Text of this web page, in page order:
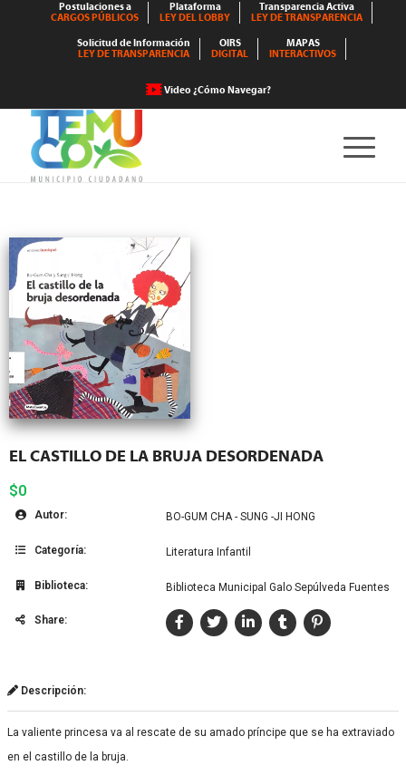
Postulaciones a
CARGOS PÚBLICOS
Plataforma
LEY DEL LOBBY
Transparencia Activa
LEY DE TRANSPARENCIA
Solicitud de Información
LEY DE TRANSPARENCIA
OIRS
DIGITAL
MAPAS
INTERACTIVOS
Video ¿Cómo Navegar?
EL CASTILLO DE LA BRUJA DESORDENADA
$0
Autor: BO-GUM CHA - SUNG -JI HONG
Categoría: Literatura Infantil
Biblioteca: Biblioteca Municipal Galo Sepúlveda Fuentes
Share:
Descripción:
La valiente princesa va al rescate de su amado príncipe que se ha extraviado
en el castillo de la bruja.